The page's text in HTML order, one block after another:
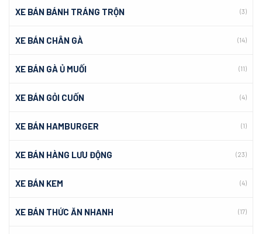
XE BÁN BÁNH TRÁNG TRỘN (3)
XE BÁN CHÂN GÀ (14)
XE BÁN GÀ Ủ MUỐI (11)
XE BÁN GỎI CUỐN (4)
XE BÁN HAMBURGER (1)
XE BÁN HÀNG LƯU ĐỘNG (23)
XE BÁN KEM (4)
XE BÁN THỨC ĂN NHANH (17)